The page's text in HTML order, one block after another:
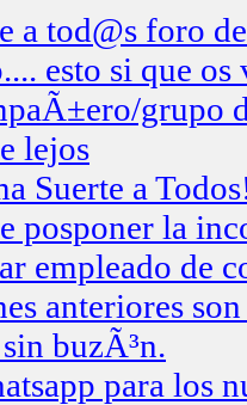
a tod@s foro
esto si que os
grupo
lejos
Suerte a
posponer la
empleado de
anteriores
buzÃ³n.
para los